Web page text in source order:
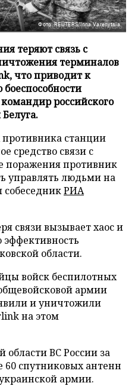
Фото: REUTERS/Inna Varenytsia
теряют связь с
терминалов
что приводит к
российского
станции
средство связи с
поражения противник
управлять людьми на
собеседникРИА
связи вызывает хаос и
эффективность
области.
войск беспилотных
армии
и уничтожили
на этом
ВС России за
60 спутниковых антенн
армии.